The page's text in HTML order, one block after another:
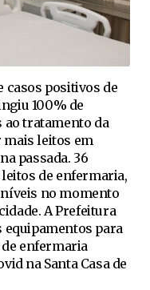
casos positivos de
100% de
ao tratamento da
mais leitos em
passada. 36
de enfermaria,
no momento
A Prefeitura
para
enfermaria
na Santa Casa de